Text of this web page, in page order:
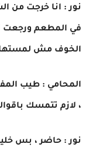
نور : انا خرجت من
في المطعم ورجعت
الخوف مش
المحامي : طيب
، لازم تتمسك
نور : حاضر ، بس